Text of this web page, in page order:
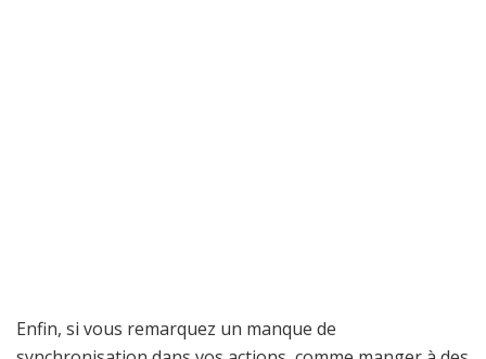
Enfin, si vous remarquez un manque de